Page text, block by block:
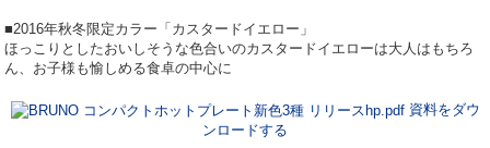
■2016年秋冬限定カラー「カスタードイエロー」
ほっこりとしたおいしそうな色合いのカスタードイエローは大人はもちろ
ん、お子様も愉しめる食卓の中心に
資料をダウ
ンロードする